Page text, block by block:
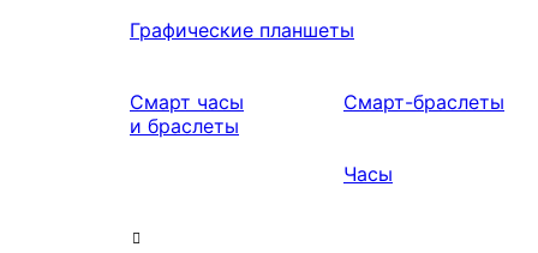
Графические планшеты
Смарт часы
и браслеты
Смарт-браслеты
Часы